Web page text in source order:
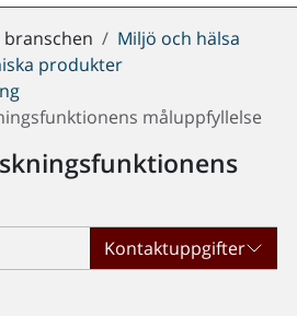
branschen
Miljö och hälsa
produkter
måluppfyllelse
Kontaktuppgifter